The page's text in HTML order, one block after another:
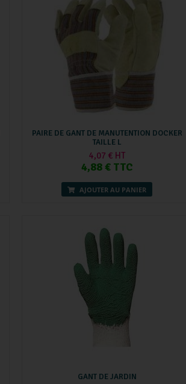
PAIRE DE GANT DE MANUTENTION DOCKER
TAILLE L
4,07 € HT
4,88 € TTC
AJOUTER AU PANIER
GANT DE JARDIN